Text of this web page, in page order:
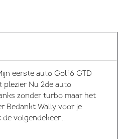
eerste auto Golf6 GTD
plezier Nu 2de auto
zonder turbo maar het
Bedankt Wally voor je
volgendekeer...